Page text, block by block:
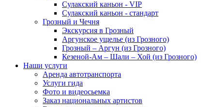
Сулакский каньон - VIP
Сулакский каньон - стандарт
Грозный и Чечня
Экскурсия в Грозный
Аргунское ущелье (из Грозного)
Грозный – Аргун (из Грозного)
Кезеной-Ам – Шали – Хой (из Грозного)
Наши услуги
Аренда автотранспорта
Услуги гида
Фото и видеосьемка
Заказ национальных артистов